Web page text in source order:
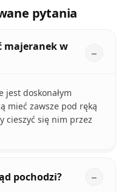
pytania
majeranek w
jest doskonałym
mieć zawsze pod ręką
cieszyć się nim przez
pochodzi?